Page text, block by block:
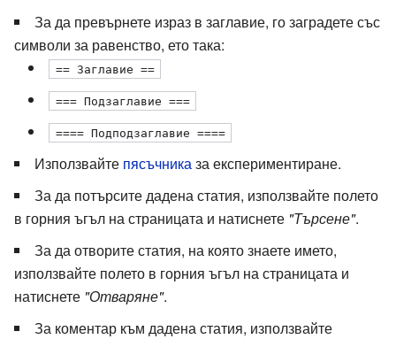
За да превърнете израз в заглавие, го заградете със
символи за равенство, ето така:
== Заглавие ==
=== Подзаглавие ===
==== Подподзаглавие ====
Използвайте пясъчника за експериментиране.
За да потърсите дадена статия, използвайте полето
в горния ъгъл на страницата и натиснете "Търсене".
За да отворите статия, на която знаете името,
използвайте полето в горния ъгъл на страницата и
натиснете "Отваряне".
За коментар към дадена статия, използвайте